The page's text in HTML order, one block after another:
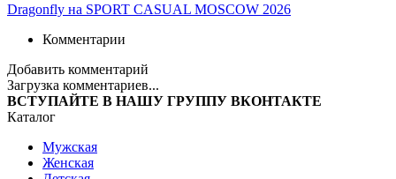
Dragonfly на SPORT CASUAL MOSCOW 2026
Комментарии
Добавить комментарий
Загрузка комментариев...
ВСТУПАЙТЕ В НАШУ ГРУППУ ВКОНТАКТЕ
Каталог
Мужская
Женская